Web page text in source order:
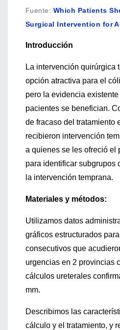
Fuente: Which Patients
Surgical Intervention for
Introducción
La intervención quirúrgica
opción atractiva para el
pero la evidencia
pacientes se benefician.
de fracaso del tratamiento
recibieron intervención
a quienes se les ofreció el
para identificar subgrupos
la intervención temprana.
Materiales y métodos:
Utilizamos datos
gráficos estructurados
consecutivos que
urgencias en 2 provincias
cálculos ureterales
mm.
Describimos las
cálculo y el tratamiento, y